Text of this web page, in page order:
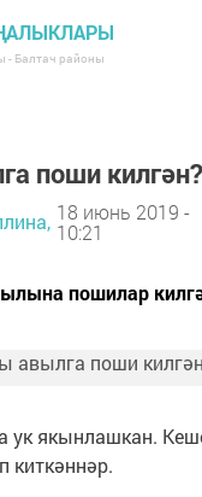
- Балтач районы
поши
18 июнь 2019 -
10:21
пошилар
ук якынлашкан.
киткәннәр.